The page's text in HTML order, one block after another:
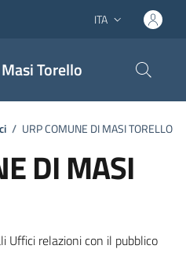
Lingua attiva:
ITA
Torello
/ URP COMUNE DI MASI TORELLO
DI MASI
organizzativa
Uffici relazioni con il pubblico